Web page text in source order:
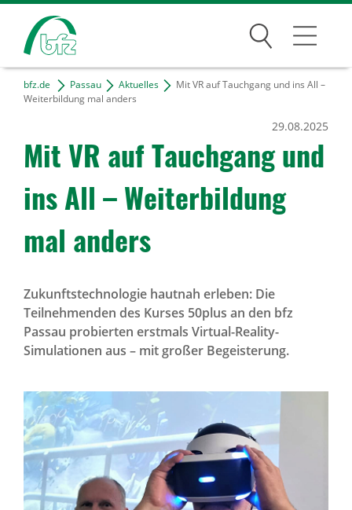
Suchen
Passau
Kontakt & Anfahrt
Projekte
Freie Tätigkeiten
Bildungsangebote
Für Unternehmen
Karriere
Standorte
Presse
bfz.de Passau Aktuelles
Mit VR auf Tauchgang und ins All –
Weiterbildung mal anders
Mit VR auf Tauch­gang und
ins All – Weiter­bil­dung
mal anders
29.08.2025
Zukunftstechnologie hautnah erleben: Die
Teilnehmenden des Kurses 50plus an den bfz
Passau probierten erstmals Virtual-Reality-
Simulationen aus – mit großer Begeisterung.